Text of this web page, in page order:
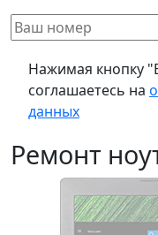
Нажимая кнопку
соглашаетесь на
данных
Ремонт